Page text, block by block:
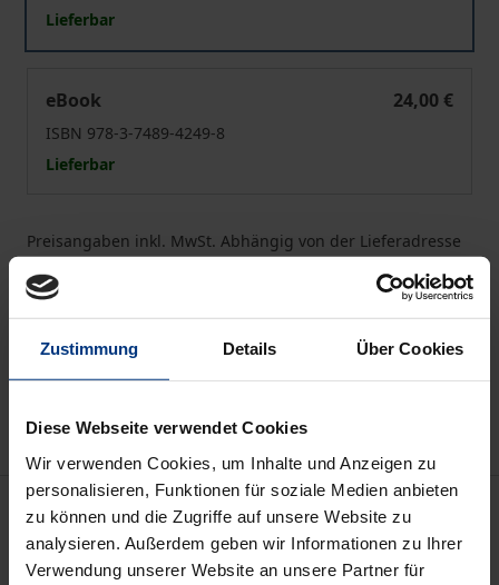
Zustimmung Details Über Cookies
Diese Webseite verwendet Cookies
Wir verwenden Cookies, um Inhalte und Anzeigen zu
personalisieren, Funktionen für soziale Medien anbieten
zu können und die Zugriffe auf unsere Website zu
analysieren. Außerdem geben wir Informationen zu Ihrer
Verwendung unserer Website an unsere Partner für
Lieferbar
eBook
24,00 €
ISBN 978-3-7489-4249-8
Lieferbar
Preisangaben inkl. MwSt. Abhängig von der Lieferadresse
kann die MwSt. an der Kasse variieren.
In den Warenkorb
Zur Wunschliste hinzufügen
Beschreibung
Das Buch stellt die Theorie politischer Institutionen